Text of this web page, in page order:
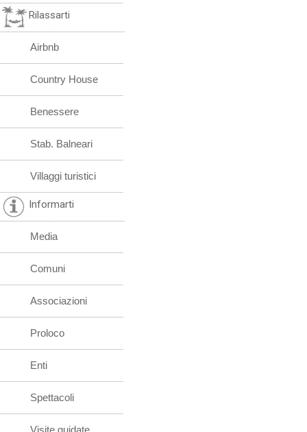
Rilassarti
Airbnb
Country House
Benessere
Stab. Balneari
Villaggi turistici
Informarti
Media
Comuni
Associazioni
Proloco
Enti
Spettacoli
Visite guidate